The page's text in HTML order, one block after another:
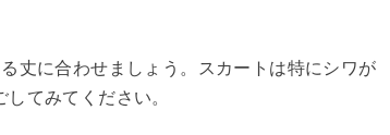
丈に合わせましょう。スカートは特にシワが
てみてください。